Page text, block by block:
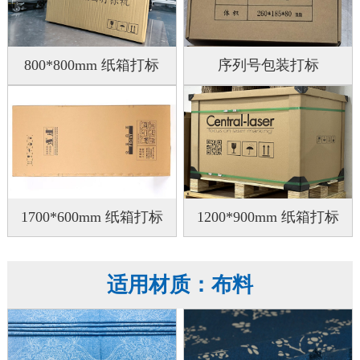
800*800mm 纸箱打标 序列号包装打标
1700*600mm 纸箱打标 1200*900mm 纸箱打标
适用材质：布料